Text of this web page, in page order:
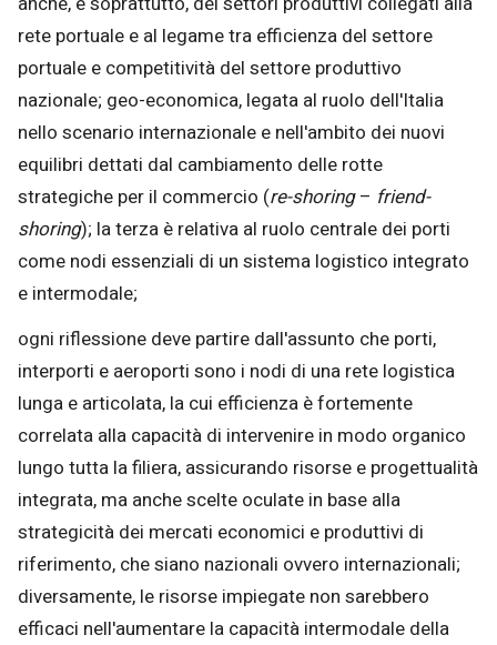
rete portuale e al legame tra efficienza del settore
portuale e competitività del settore produttivo
nazionale; geo-economica, legata al ruolo dell'Italia
nello scenario internazionale e nell'ambito dei nuovi
equilibri dettati dal cambiamento delle rotte
strategiche per il commercio (re-shoring– friend-
shoring); la terza è relativa al ruolo centrale dei porti
come nodi essenziali di un sistema logistico integrato
e intermodale;
ogni riflessione deve partire dall'assunto che porti,
interporti e aeroporti sono i nodi di una rete logistica
lunga e articolata, la cui efficienza è fortemente
correlata alla capacità di intervenire in modo organico
lungo tutta la filiera, assicurando risorse e progettualità
integrata, ma anche scelte oculate in base alla
strategicità dei mercati economici e produttivi di
riferimento, che siano nazionali ovvero internazionali;
diversamente, le risorse impiegate non sarebbero
efficaci nell'aumentare la capacità intermodale della